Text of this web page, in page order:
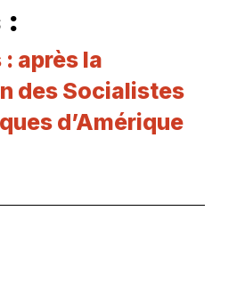
:
après la
des Socialistes
d’Amérique